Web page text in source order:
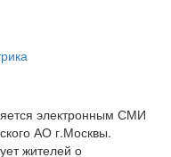
электронным СМИ
АО г.Москвы.
жителей о